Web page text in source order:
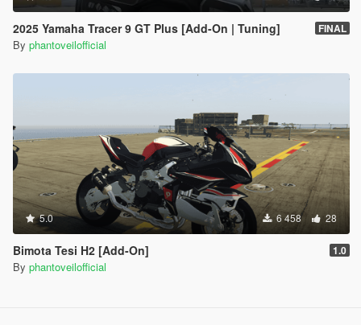
2025 Yamaha Tracer 9 GT Plus [Add-On | Tuning] FINAL
By phantoveilofficial
5.0 6 458 28
Bimota Tesi H2 [Add-On] 1.0
By phantoveilofficial